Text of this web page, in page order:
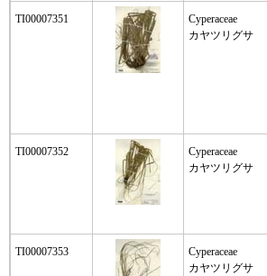
TI00007351
Cyperaceae
カヤツリグサ
TI00007352
Cyperaceae
カヤツリグサ
TI00007353
Cyperaceae
カヤツリグサ